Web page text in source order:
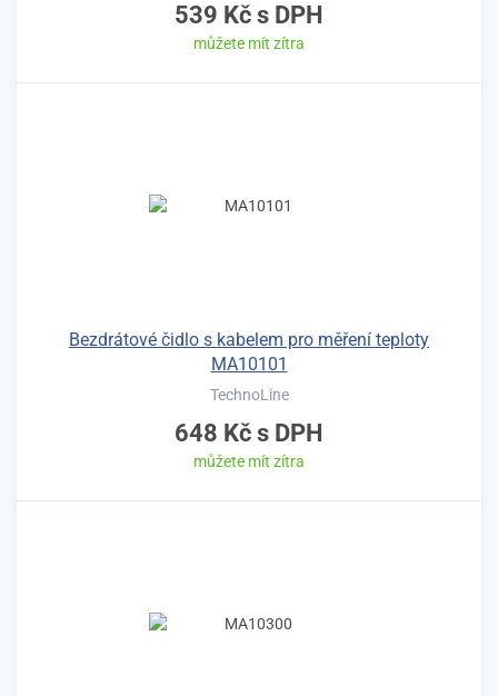
539 Kč s DPH
můžete mít zítra
Bezdrátové čidlo s kabelem pro měření teploty
MA10101
TechnoLine
648 Kč s DPH
můžete mít zítra